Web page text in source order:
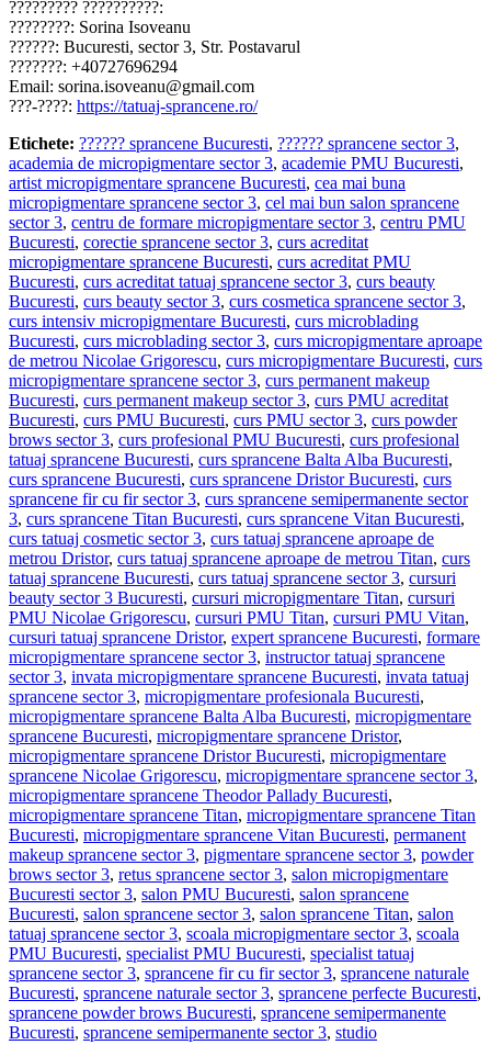
????????? ??????????:
????????: Sorina Isoveanu
??????: Bucuresti, sector 3, Str. Postavarul
???????: +40727696294
Email: sorina.isoveanu@gmail.com
???-????: https://tatuaj-sprancene.ro/
Etichete: ?????? sprancene Bucuresti, ?????? sprancene sector 3,
academia de micropigmentare sector 3, academie PMU Bucuresti,
artist micropigmentare sprancene Bucuresti, cea mai buna
micropigmentare sprancene sector 3, cel mai bun salon sprancene
sector 3, centru de formare micropigmentare sector 3, centru PMU
Bucuresti, corectie sprancene sector 3, curs acreditat
micropigmentare sprancene Bucuresti, curs acreditat PMU
Bucuresti, curs acreditat tatuaj sprancene sector 3, curs beauty
Bucuresti, curs beauty sector 3, curs cosmetica sprancene sector 3,
curs intensiv micropigmentare Bucuresti, curs microblading
Bucuresti, curs microblading sector 3, curs micropigmentare aproape
de metrou Nicolae Grigorescu, curs micropigmentare Bucuresti, curs
micropigmentare sprancene sector 3, curs permanent makeup
Bucuresti, curs permanent makeup sector 3, curs PMU acreditat
Bucuresti, curs PMU Bucuresti, curs PMU sector 3, curs powder
brows sector 3, curs profesional PMU Bucuresti, curs profesional
tatuaj sprancene Bucuresti, curs sprancene Balta Alba Bucuresti,
curs sprancene Bucuresti, curs sprancene Dristor Bucuresti, curs
sprancene fir cu fir sector 3, curs sprancene semipermanente sector
3, curs sprancene Titan Bucuresti, curs sprancene Vitan Bucuresti,
curs tatuaj cosmetic sector 3, curs tatuaj sprancene aproape de
metrou Dristor, curs tatuaj sprancene aproape de metrou Titan, curs
tatuaj sprancene Bucuresti, curs tatuaj sprancene sector 3, cursuri
beauty sector 3 Bucuresti, cursuri micropigmentare Titan, cursuri
PMU Nicolae Grigorescu, cursuri PMU Titan, cursuri PMU Vitan,
cursuri tatuaj sprancene Dristor, expert sprancene Bucuresti, formare
micropigmentare sprancene sector 3, instructor tatuaj sprancene
sector 3, invata micropigmentare sprancene Bucuresti, invata tatuaj
sprancene sector 3, micropigmentare profesionala Bucuresti,
micropigmentare sprancene Balta Alba Bucuresti, micropigmentare
sprancene Bucuresti, micropigmentare sprancene Dristor,
micropigmentare sprancene Dristor Bucuresti, micropigmentare
sprancene Nicolae Grigorescu, micropigmentare sprancene sector 3,
micropigmentare sprancene Theodor Pallady Bucuresti,
micropigmentare sprancene Titan, micropigmentare sprancene Titan
Bucuresti, micropigmentare sprancene Vitan Bucuresti, permanent
makeup sprancene sector 3, pigmentare sprancene sector 3, powder
brows sector 3, retus sprancene sector 3, salon micropigmentare
Bucuresti sector 3, salon PMU Bucuresti, salon sprancene
Bucuresti, salon sprancene sector 3, salon sprancene Titan, salon
tatuaj sprancene sector 3, scoala micropigmentare sector 3, scoala
PMU Bucuresti, specialist PMU Bucuresti, specialist tatuaj
sprancene sector 3, sprancene fir cu fir sector 3, sprancene naturale
Bucuresti, sprancene naturale sector 3, sprancene perfecte Bucuresti,
sprancene powder brows Bucuresti, sprancene semipermanente
Bucuresti, sprancene semipermanente sector 3, studio